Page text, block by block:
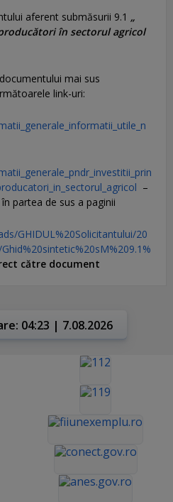
aferent submăsurii 9.1 „
în sectorul agricol
mai sus
link-uri:
–
partea de sus a paginii
GHIDUL%20Solicitantului/20
către document
04:23 | 7.08.2026